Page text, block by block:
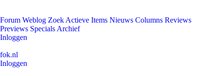
Forum Weblog Zoek Actieve Items Nieuws Columns Reviews
Previews Specials Archief
Inloggen
fok.nl
Inloggen